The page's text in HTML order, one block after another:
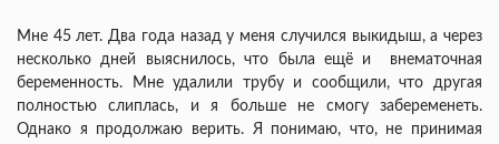
Мне 45 лет. Два года назад у меня случился выкидыш, а через
несколько дней выяснилось, что была ещё и внематочная
беременность. Мне удалили трубу и сообщили, что другая
полностью слиплась, и я больше не смогу забеременеть.
Однако я продолжаю верить. Я понимаю, что, не принимая